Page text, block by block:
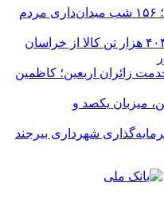
خراسان جنوبی در شب اربعین؛ ۱۵۶ شب میدان‌داری مردم
جابه جایی بیش از ۲ میلیون و ۴۰۴ هزار تن کالا از خراسان
زائران اربعین؛ کاظمین
میزبان یکصد و
شهرداری بیرجند